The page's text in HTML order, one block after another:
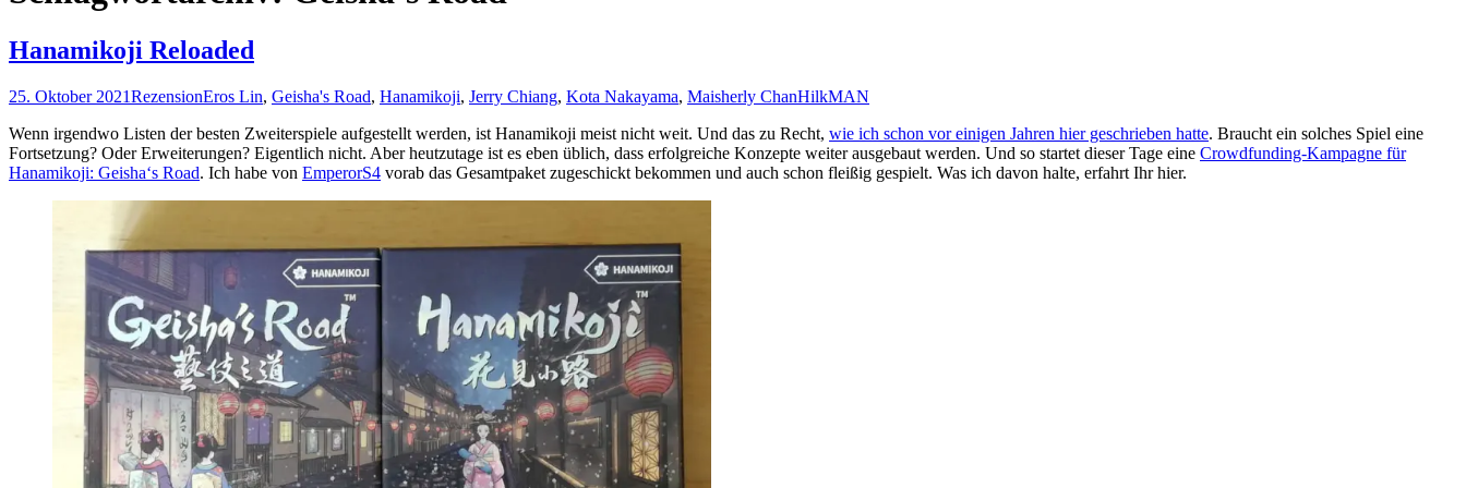
Hanamikoji Reloaded
25. Oktober 2021RezensionEros Lin, Geisha's Road, Hanamikoji, Jerry Chiang, Kota Nakayama, Maisherly ChanHilkMAN
Wenn irgendwo Listen der besten Zweiterspiele aufgestellt werden, ist Hanamikoji meist nicht weit. Und das zu Recht, wie ich schon vor einigen Jahren hier geschrieben hatte. Braucht ein solches Spiel eine
Fortsetzung? Oder Erweiterungen? Eigentlich nicht. Aber heutzutage ist es eben üblich, dass erfolgreiche Konzepte weiter ausgebaut werden. Und so startet dieser Tage eine Crowdfunding-Kampagne für
Hanamikoji: Geisha‘s Road. Ich habe von EmperorS4 vorab das Gesamtpaket zugeschickt bekommen und auch schon fleißig gespielt. Was ich davon halte, erfahrt Ihr hier.